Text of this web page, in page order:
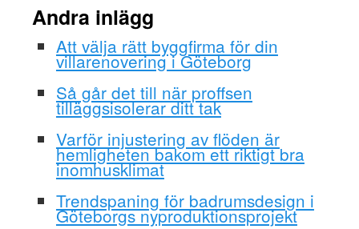
Andra inlägg
Att välja rätt byggfirma för din
villarenovering i Göteborg
Så går det till när proffsen
tilläggsisolerar ditt tak
Varför injustering av flöden är
hemligheten bakom ett riktigt bra
inomhusklimat
Trendspaning för badrumsdesign i
Göteborgs nyproduktionsprojekt